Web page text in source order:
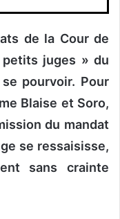
de la Cour de
juges » du
pourvoir. Pour
Blaise et Soro,
du mandat
se ressaisisse,
sans crainte